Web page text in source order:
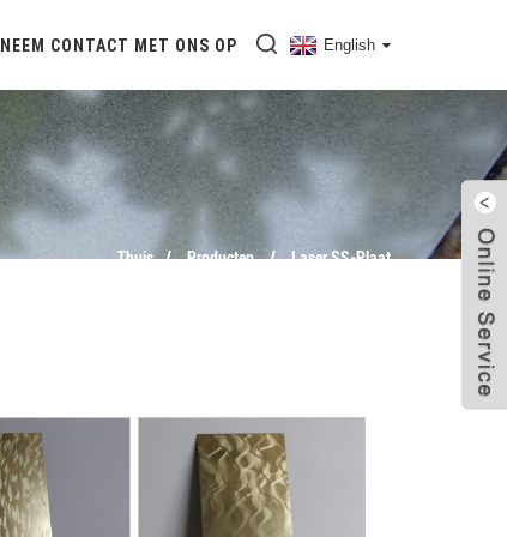
NEEM CONTACT MET ONS OP English
Thuis Producten Laser SS-Plaat